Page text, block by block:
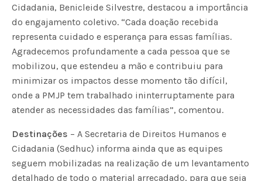
Cidadania, Benicleide Silvestre, destacou a importância
do engajamento coletivo. “Cada doação recebida
representa cuidado e esperança para essas famílias.
Agradecemos profundamente a cada pessoa que se
mobilizou, que estendeu a mão e contribuiu para
minimizar os impactos desse momento tão difícil,
onde a PMJP tem trabalhado ininterruptamente para
atender as necessidades das famílias”, comentou.
Destinações – A Secretaria de Direitos Humanos e
Cidadania (Sedhuc) informa ainda que as equipes
seguem mobilizadas na realização de um levantamento
detalhado de todo o material arrecadado, para que seja